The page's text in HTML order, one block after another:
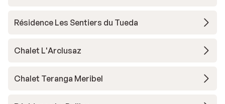
Résidence Les Sentiers du Tueda
Chalet L'Arclusaz
Chalet Teranga Meribel